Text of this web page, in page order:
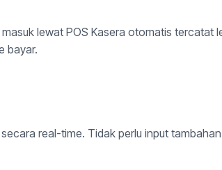
lewat POS Kasera otomatis tercatat
bayar.
real-time. Tidak perlu input